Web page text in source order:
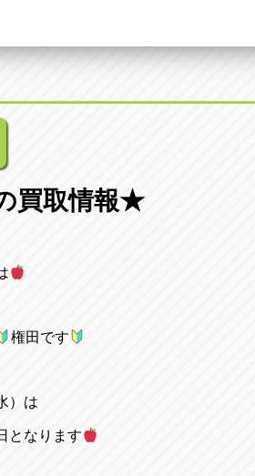
アップル小牧店
アップル尾張旭店
愛知県尾張旭市印場元町5-2-8
アップル世田谷店
買取情報★
権田です
）は
となります